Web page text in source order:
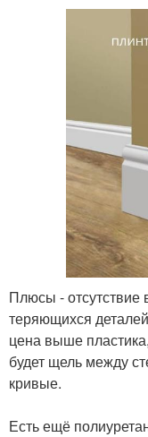
Плюсы - отсутствие
теряющихся
цена выше
будет щель между
кривые.
Есть ещё